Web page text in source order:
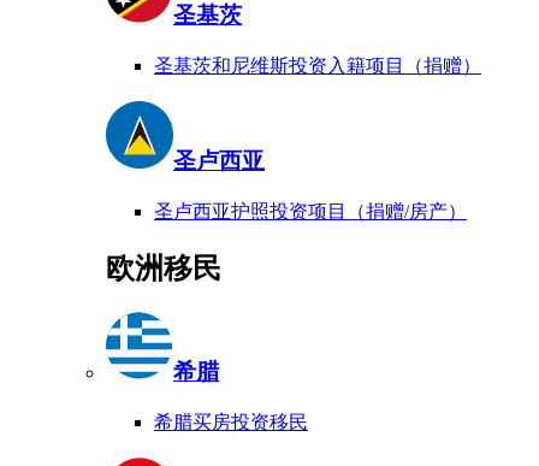
圣基茨
圣基茨和尼维斯投资入籍项目（捐赠）
圣卢西亚
圣卢西亚护照投资项目（捐赠/房产）
欧洲移民
希腊
希腊买房投资移民